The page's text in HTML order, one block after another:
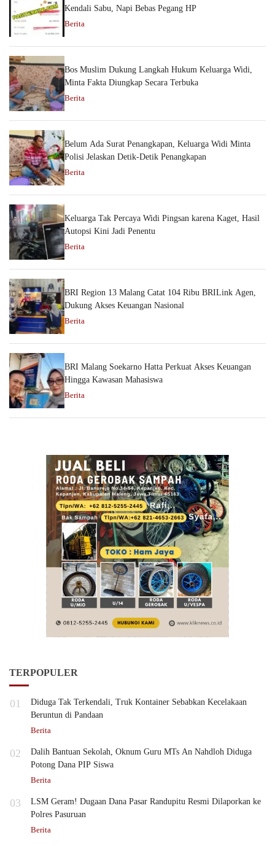
Kendali Sabu, Napi Bebas Pegang HP
Berita
Bos Muslim Dukung Langkah Hukum Keluarga Widi,
Minta Fakta Diungkap Secara Terbuka
Berita
Belum Ada Surat Penangkapan, Keluarga Widi Minta
Polisi Jelaskan Detik-Detik Penangkapan
Berita
Keluarga Tak Percaya Widi Pingsan karena Kaget, Hasil
Autopsi Kini Jadi Penentu
Berita
BRI Region 13 Malang Catat 104 Ribu BRILink Agen,
Dukung Akses Keuangan Nasional
Berita
BRI Malang Soekarno Hatta Perkuat Akses Keuangan
Hingga Kawasan Mahasiswa
Berita
TERPOPULER
01
Diduga Tak Terkendali, Truk Kontainer Sebabkan Kecelakaan
Beruntun di Pandaan
Berita
02
Dalih Bantuan Sekolah, Oknum Guru MTs An Nahdloh Diduga
Potong Dana PIP Siswa
Berita
03
LSM Geram! Dugaan Dana Pasar Randupitu Resmi Dilaporkan ke
Polres Pasuruan
Berita